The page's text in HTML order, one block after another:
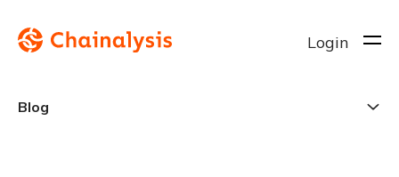
Login
Blog